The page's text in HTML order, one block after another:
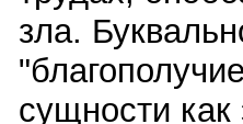
зла.
сущности